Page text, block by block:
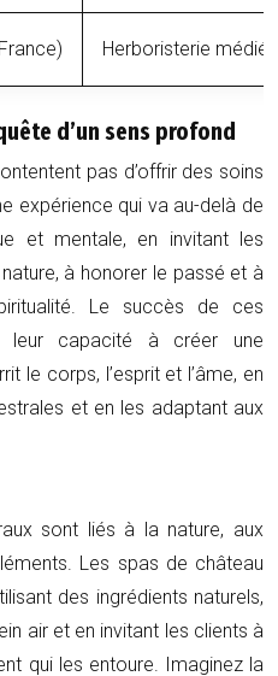
Herboristerie
d’un sens profond
pas d’offrir des soins
expérience qui va au-delà de
et mentale, en invitant les
à honorer le passé et à
Le succès de ces
leur capacité à créer une
le corps, l’esprit et l’âme, en
et en les adaptant aux
sont liés à la nature, aux
Les spas de château
des ingrédients naturels,
air et en invitant les clients à
qui les entoure. Imaginez la